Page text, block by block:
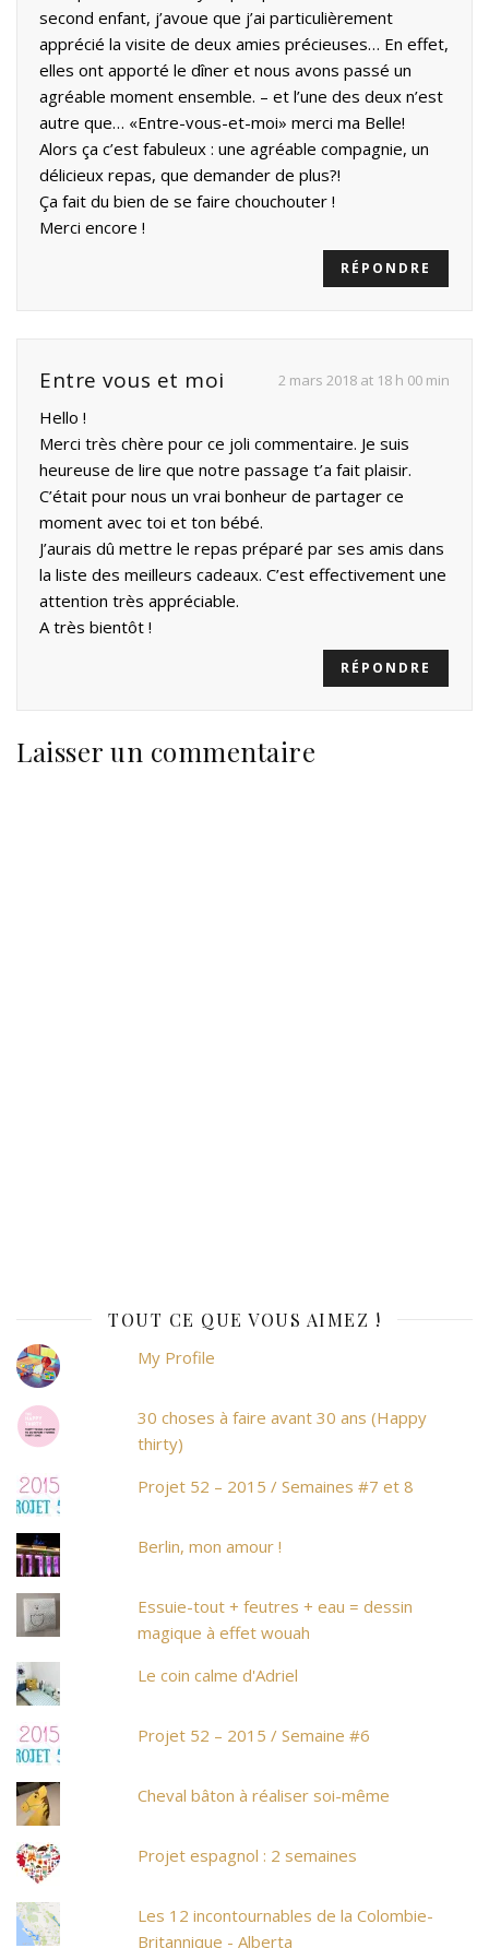
second enfant, j’avoue que j’ai particulièrement
apprécié la visite de deux amies précieuses… En effet,
elles ont apporté le dîner et nous avons passé un
agréable moment ensemble. – et l’une des deux n’est
autre que… «Entre-vous-et-moi» merci ma Belle!
Alors ça c’est fabuleux : une agréable compagnie, un
délicieux repas, que demander de plus?!
Ça fait du bien de se faire chouchouter !
Merci encore !
RÉPONDRE
Entre vous et moi 2 mars 2018 at 18 h 00 min
Hello !
Merci très chère pour ce joli commentaire. Je suis
heureuse de lire que notre passage t’a fait plaisir.
C’était pour nous un vrai bonheur de partager ce
moment avec toi et ton bébé.
J’aurais dû mettre le repas préparé par ses amis dans
la liste des meilleurs cadeaux. C’est effectivement une
attention très appréciable.
A très bientôt !
RÉPONDRE
Laisser un commentaire
TOUT CE QUE VOUS AIMEZ !
My Profile
30 choses à faire avant 30 ans (Happy
thirty)
Projet 52 – 2015 / Semaines #7 et 8
Berlin, mon amour !
Essuie-tout + feutres + eau = dessin
magique à effet wouah
Le coin calme d'Adriel
Projet 52 – 2015 / Semaine #6
Cheval bâton à réaliser soi-même
Projet espagnol : 2 semaines
Les 12 incontournables de la Colombie-
Britannique - Alberta